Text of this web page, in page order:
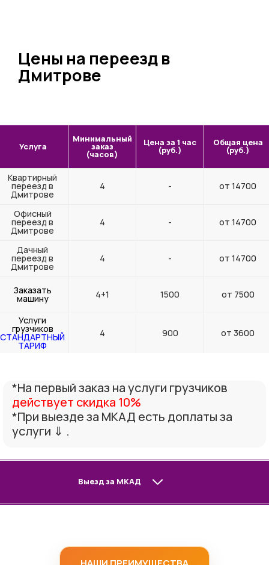
Цены на переезд в
Дмитрове
Услуга
Минимальный
заказ
(часов)
Цена за 1 час
(руб.)
Общая цена
(руб.)
Квартирный
переезд в
Дмитрове
4 - от 14700
Офисный
переезд в
Дмитрове
4 - от 14700
Дачный
переезд в
Дмитрове
4 - от 14700
Заказать
машину 4+1 1500 от 7500
Услуги
грузчиков
СТАНДАРТНЫЙ
ТАРИФ
4 900 от 3600
*На первый заказ на услуги грузчиков
действует скидка 10%
*При выезде за МКАД есть доплаты за
услуги ⇓ .
Выезд за МКАД